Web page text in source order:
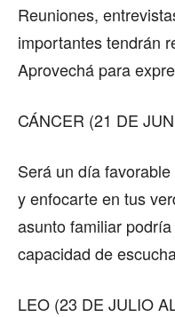
Reuniones,
importantes tendrán
Aprovechá para
CÁNCER (21 DE
Será un día
y enfocarte en tus
asunto familiar
capacidad de
LEO (23 DE JULIO